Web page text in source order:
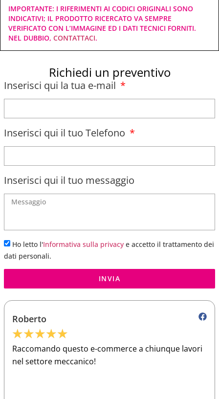
IMPORTANTE: I RIFERIMENTI AI CODICI ORIGINALI SONO
INDICATIVI; IL PRODOTTO RICERCATO VA SEMPRE
VERIFICATO CON L’IMMAGINE ED I DATI TECNICI FORNITI.
NEL DUBBIO, CONTATTACI.
Richiedi un preventivo
Inserisci qui la tua e-mail
Inserisci qui il tuo Telefono
Inserisci qui il tuo messaggio
Ho letto l'Informativa sulla privacy e accetto il trattamento dei
dati personali.
INVIA
Roberto
★★★★★
Raccomando questo e-commerce a chiunque lavori
nel settore meccanico!